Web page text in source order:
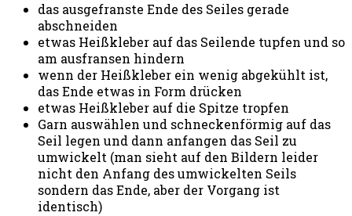
das ausgefranste Ende des Seiles gerade
abschneiden
etwas Heißkleber auf das Seilende tupfen und so
am ausfransen hindern
wenn der Heißkleber ein wenig abgekühlt ist,
das Ende etwas in Form drücken
etwas Heißkleber auf die Spitze tropfen
Garn auswählen und schneckenförmig auf das
Seil legen und dann anfangen das Seil zu
umwickelt (man sieht auf den Bildern leider
nicht den Anfang des umwickelten Seils
sondern das Ende, aber der Vorgang ist
identisch)